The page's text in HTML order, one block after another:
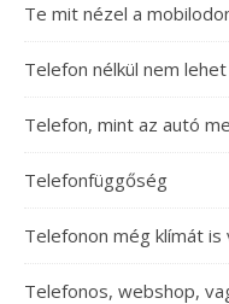
Te mit nézel a
Telefon nélkül nem lehet
Telefon, mint az autó
Telefonfüggőség
Telefonon még klímát is
Telefonos, webshop,